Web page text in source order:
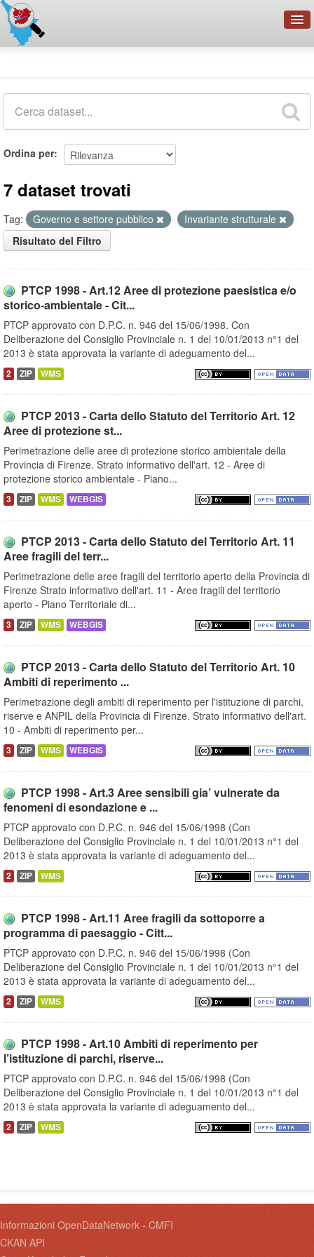
Organizzazioni
Ordina per
7 dataset trovati
Tag: Governo e settore pubblico
Invariante strutturale
Risultato del Filtro
PTCP 1998 - Art.12 Aree di protezione paesistica e/o
storico-ambientale - Cit...
PTCP approvato con D.P.C. n. 946 del 15/06/1998. Con
Deliberazione del Consiglio Provinciale n. 1 del 10/01/2013 n°1 del
2013 è stata approvata la variante di adeguamento del...
2 ZIP WMS
PTCP 2013 - Carta dello Statuto del Territorio Art. 12
Aree di protezione st...
Perimetrazione delle aree di protezione storico ambientale della
Provincia di Firenze. Strato informativo dell'art. 12 - Aree di
protezione storico ambientale - Piano...
3 ZIP WMS WEBGIS
PTCP 2013 - Carta dello Statuto del Territorio Art. 11
Aree fragili del terr...
Perimetrazione delle aree fragili del territorio aperto della Provincia di
Firenze Strato informativo dell'art. 11 - Aree fragili del territorio
aperto - Piano Territoriale di...
3 ZIP WMS WEBGIS
PTCP 2013 - Carta dello Statuto del Territorio Art. 10
Ambiti di reperimento ...
Perimetrazione degli ambiti di reperimento per l'istituzione di parchi,
riserve e ANPIL della Provincia di Firenze. Strato informativo dell'art.
10 - Ambiti di reperimento per...
3 ZIP WMS WEBGIS
PTCP 1998 - Art.3 Aree sensibili gia’ vulnerate da
fenomeni di esondazione e ...
PTCP approvato con D.P.C. n. 946 del 15/06/1998 (Con
Deliberazione del Consiglio Provinciale n. 1 del 10/01/2013 n°1 del
2013 è stata approvata la variante di adeguamento del...
2 ZIP WMS
PTCP 1998 - Art.11 Aree fragili da sottoporre a
programma di paesaggio - Citt...
PTCP approvato con D.P.C. n. 946 del 15/06/1998 (Con
Deliberazione del Consiglio Provinciale n. 1 del 10/01/2013 n°1 del
2013 è stata approvata la variante di adeguamento del...
2 ZIP WMS
PTCP 1998 - Art.10 Ambiti di reperimento per
l’istituzione di parchi, riserve...
PTCP approvato con D.P.C. n. 946 del 15/06/1998 (Con
Deliberazione del Consiglio Provinciale n. 1 del 10/01/2013 n°1 del
2013 è stata approvata la variante di adeguamento del...
2 ZIP WMS
Informazioni OpenDataNetwork - CMFI
CKAN API